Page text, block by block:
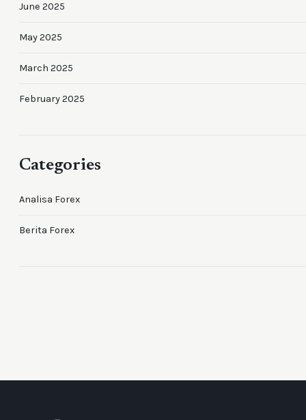
June 2025
May 2025
March 2025
February 2025
Categories
Analisa Forex
Berita Forex